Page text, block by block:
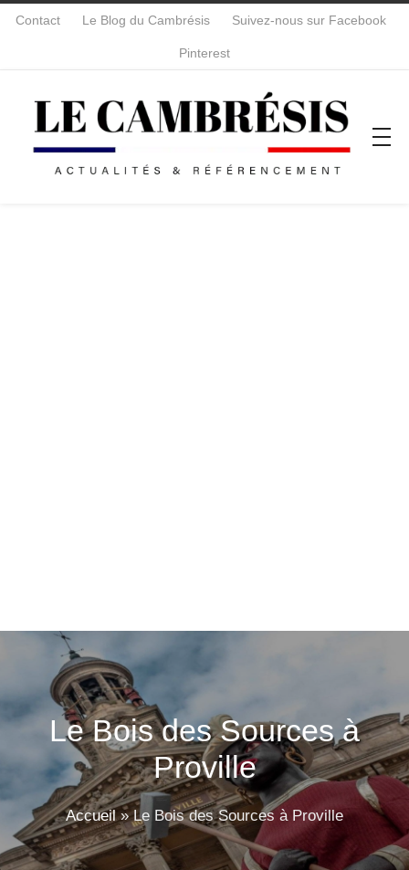
Contact Le Blog du Cambrésis Suivez-nous sur Facebook
Pinterest
Le Bois des Sources à
Proville
Accueil»Le Bois des Sources à Proville